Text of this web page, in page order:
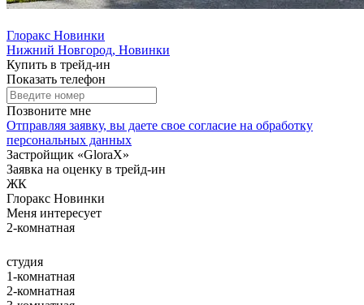
Глоракс Новинки
Нижний Новгород, Новинки
Купить в трейд-ин
Показать телефон
Позвоните мне
Отправляя заявку, вы даете свое согласие на обработку
персональных данных
Застройщик «GloraX»
Заявка на оценку в трейд-ин
ЖК
Глоракс Новинки
Меня интересует
2-комнатная
студия
1-комнатная
2-комнатная